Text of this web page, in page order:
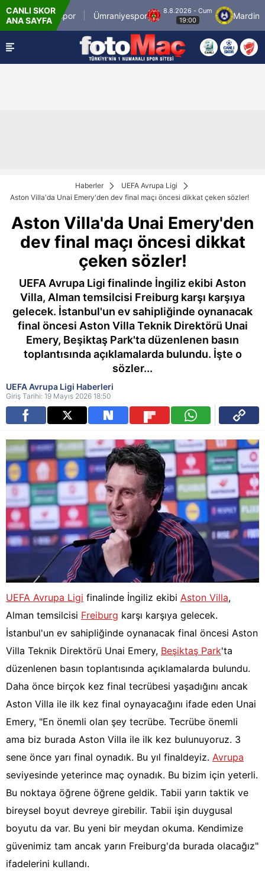
CANLI SKOR
ANA SAYFA
İstanbulspor Ümraniyespor
8.8.2026 - Cum
Mardin
Haberler
UEFA Avrupa Ligi
Aston Villa'da Unai Emery'den dev final maçı öncesi dikkat çeken sözler!
Aston Villa'da Unai Emery'den
dev final maçı öncesi dikkat
çeken sözler!
UEFA Avrupa Ligi finalinde İngiliz ekibi Aston
Villa, Alman temsilcisi Freiburg karşı karşıya
gelecek. İstanbul'un ev sahipliğinde oynanacak
final öncesi Aston Villa Teknik Direktörü Unai
Emery, Beşiktaş Park'ta düzenlenen basın
toplantısında açıklamalarda bulundu. İşte o
sözler...
UEFA Avrupa Ligi Haberleri
Giriş Tarihi: 19 Mayıs 2026 18:50
UEFA Avrupa Ligi finalinde İngiliz ekibi Aston Villa,
Alman temsilcisi Freiburg karşı karşıya gelecek.
İstanbul'un ev sahipliğinde oynanacak final öncesi Aston
Villa Teknik Direktörü Unai Emery, Beşiktaş Park'ta
düzenlenen basın toplantısında açıklamalarda bulundu.
Daha önce birçok kez final tecrübesi yaşadığını ancak
Aston Villa ile ilk kez final oynayacağını ifade eden Unai
Emery, "En önemli olan şey tecrübe. Tecrübe önemli
ama biz burada Aston Villa ile ilk kez bulunuyoruz. 3
sene önce yarı final oynadık. Bu yıl finaldeyiz. Avrupa
seviyesinde yeterince maç oynadık. Bu bizim için yeterli.
Bu noktaya öğrene öğrene geldik. Tabii yarın taktik ve
bireysel boyut devreye girebilir. Tabii işin duygusal
boyutu da var. Bu yeni bir meydan okuma. Kendimize
güvenimiz tam ancak yarın Freiburg'da burada olacağız"
ifadelerini kullandı.